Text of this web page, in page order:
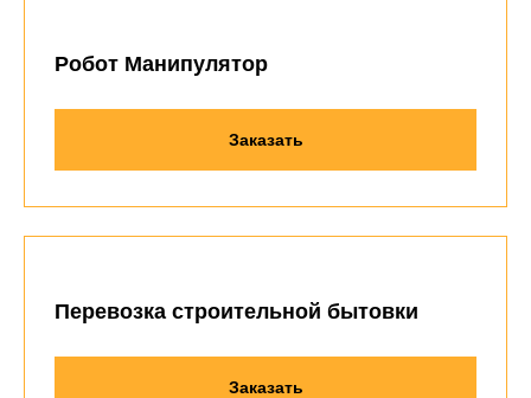
Робот Манипулятор
Заказать
Перевозка строительной бытовки
Заказать